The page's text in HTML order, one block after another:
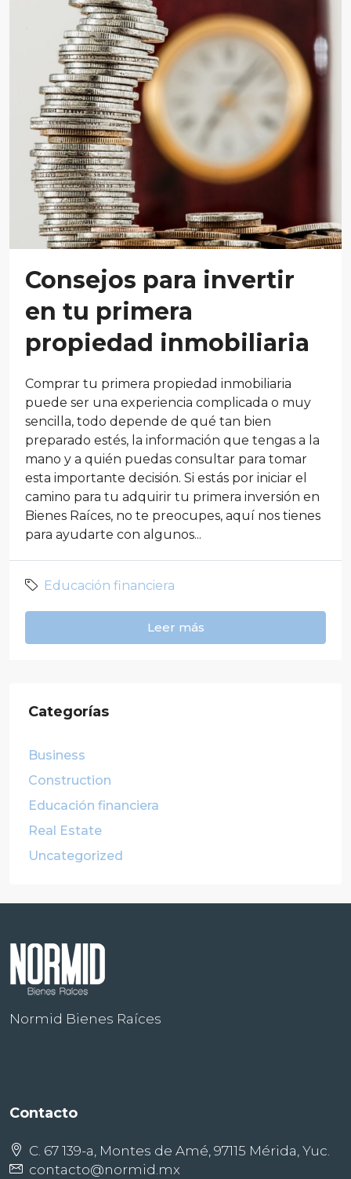
Consejos para invertir
en tu primera
propiedad inmobiliaria
Comprar tu primera propiedad inmobiliaria
puede ser una experiencia complicada o muy
sencilla, todo depende de qué tan bien
preparado estés, la información que tengas a la
mano y a quién puedas consultar para tomar
esta importante decisión. Si estás por iniciar el
camino para tu adquirir tu primera inversión en
Bienes Raíces, no te preocupes, aquí nos tienes
para ayudarte con algunos...
Educación financiera
Leer más
Categorías
Business
Construction
Educación financiera
Real Estate
Uncategorized
Normid Bienes Raíces
Contacto
C. 67 139-a, Montes de Amé, 97115 Mérida, Yuc.
contacto@normid.mx